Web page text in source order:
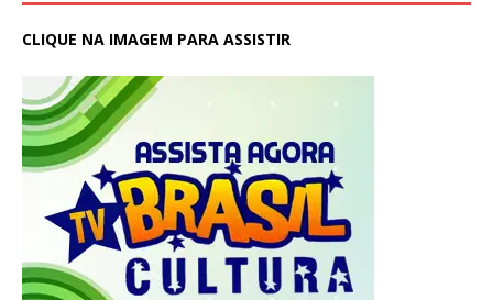
CLIQUE NA IMAGEM PARA ASSISTIR